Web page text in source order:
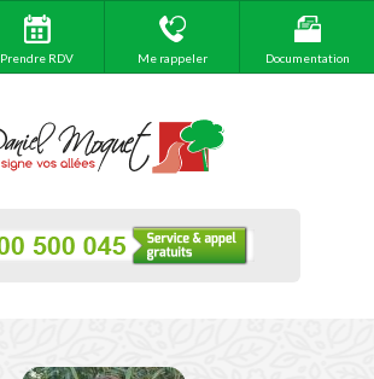
Prendre RDV Me rappeler Documentation